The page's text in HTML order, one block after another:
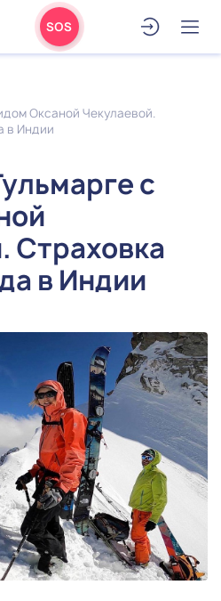
SOS
Оксаной Чекулаевой.
в Индии
с
Страховка
в Индии